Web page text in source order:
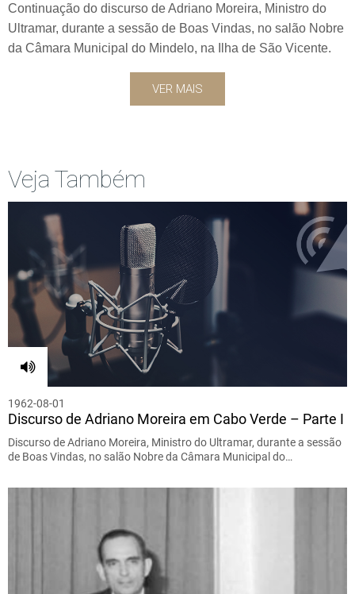
Continuação do discurso de Adriano Moreira, Ministro do
Ultramar, durante a sessão de Boas Vindas, no salão Nobre
da Câmara Municipal do Mindelo, na Ilha de São Vicente.
VER MAIS
Veja Também
1962-08-01
Discurso de Adriano Moreira em Cabo Verde – Parte I
Discurso de Adriano Moreira, Ministro do Ultramar, durante a sessão
de Boas Vindas, no salão Nobre da Câmara Municipal do…